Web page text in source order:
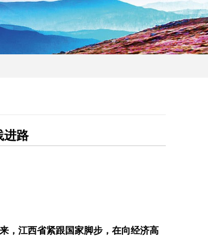
进路
，江西省紧跟国家脚步，在向经济高